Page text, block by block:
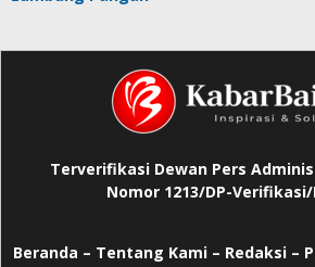
Terverifikasi Dewan Pers
Nomor 1213/DP-Verifikasi/
Beranda – Tentang Kami – Redaksi –